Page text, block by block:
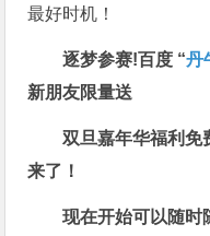
最好时机！
逐梦参赛!百度 “丹
新朋友限量送
双旦嘉年华福利免
来了！
现在开始可以随时